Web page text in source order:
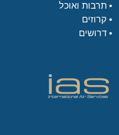
תרבות ואוכל
קרוזים
דרושים